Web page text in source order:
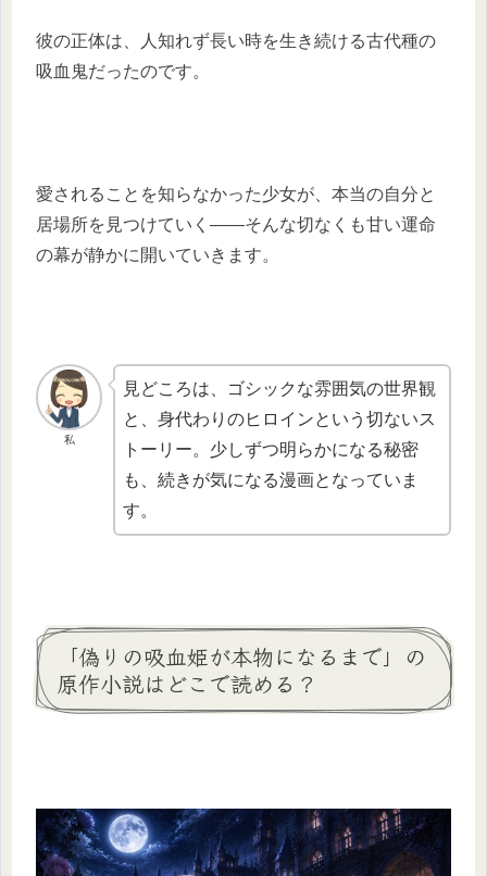
彼の正体は、人知れず長い時を生き続ける古代種の
吸血鬼だったのです。
愛されることを知らなかった少女が、本当の自分と
居場所を見つけていく――そんな切なくも甘い運命
の幕が静かに開いていきます。
私
見どころは、ゴシックな雰囲気の世界観
と、身代わりのヒロインという切ないス
トーリー。少しずつ明らかになる秘密
も、続きが気になる漫画となっていま
す。
「偽りの吸血姫が本物になるまで」の
原作小説はどこで読める？